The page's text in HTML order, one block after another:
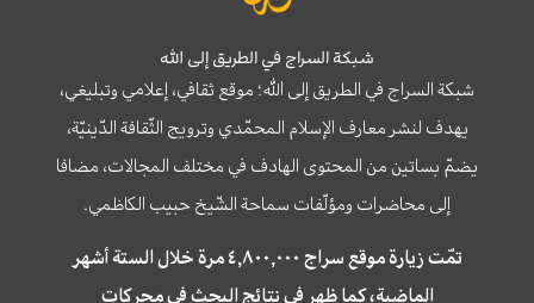
شبكة السراج في الطريق إلى الله
شبكة السراج في الطريق إلى الله؛ موقع ثقافي، إعلامي وتبليغي،
يهدف لنشر معارف الإسلام المحمّدي وترويج الثّقافة الدّينيّة،
يضمّ بساتين من المحتوى الهادف في مختلف المجالات، مضافا
إلى محاضرات ومؤلّفات سماحة الشّيخ حبيب الكاظمي.
تمّت زيارة موقع سراج ٤,٨٠٠,٠٠٠ مرة خلال الستة أشهر
الماضية، كما ظهر في نتائج البحث في محركات